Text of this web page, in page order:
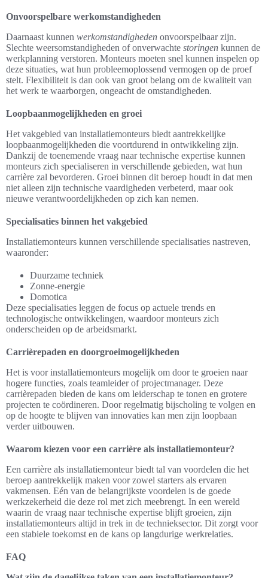
Onvoorspelbare werkomstandigheden
Daarnaast kunnen werkomstandigheden onvoorspelbaar zijn.
Slechte weersomstandigheden of onverwachte storingen kunnen de
werkplanning verstoren. Monteurs moeten snel kunnen inspelen op
deze situaties, wat hun probleemoplossend vermogen op de proef
stelt. Flexibiliteit is dan ook van groot belang om de kwaliteit van
het werk te waarborgen, ongeacht de omstandigheden.
Loopbaanmogelijkheden en groei
Het vakgebied van installatiemonteurs biedt aantrekkelijke
loopbaanmogelijkheden die voortdurend in ontwikkeling zijn.
Dankzij de toenemende vraag naar technische expertise kunnen
monteurs zich specialiseren in verschillende gebieden, wat hun
carrière zal bevorderen. Groei binnen dit beroep houdt in dat men
niet alleen zijn technische vaardigheden verbeterd, maar ook
nieuwe verantwoordelijkheden op zich kan nemen.
Specialisaties binnen het vakgebied
Installatiemonteurs kunnen verschillende specialisaties nastreven,
waaronder:
Duurzame techniek
Zonne-energie
Domotica
Deze specialisaties leggen de focus op actuele trends en
technologische ontwikkelingen, waardoor monteurs zich
onderscheiden op de arbeidsmarkt.
Carrièrepaden en doorgroeimogelijkheden
Het is voor installatiemonteurs mogelijk om door te groeien naar
hogere functies, zoals teamleider of projectmanager. Deze
carrièrepaden bieden de kans om leiderschap te tonen en grotere
projecten te coördineren. Door regelmatig bijscholing te volgen en
op de hoogte te blijven van innovaties kan men zijn loopbaan
verder uitbouwen.
Waarom kiezen voor een carrière als installatiemonteur?
Een carrière als installatiemonteur biedt tal van voordelen die het
beroep aantrekkelijk maken voor zowel starters als ervaren
vakmensen. Eén van de belangrijkste voordelen is de goede
werkzekerheid die deze rol met zich meebrengt. In een wereld
waarin de vraag naar technische expertise blijft groeien, zijn
installatiemonteurs altijd in trek in de technieksector. Dit zorgt voor
een stabiele toekomst en de kans op langdurige werkrelaties.
FAQ